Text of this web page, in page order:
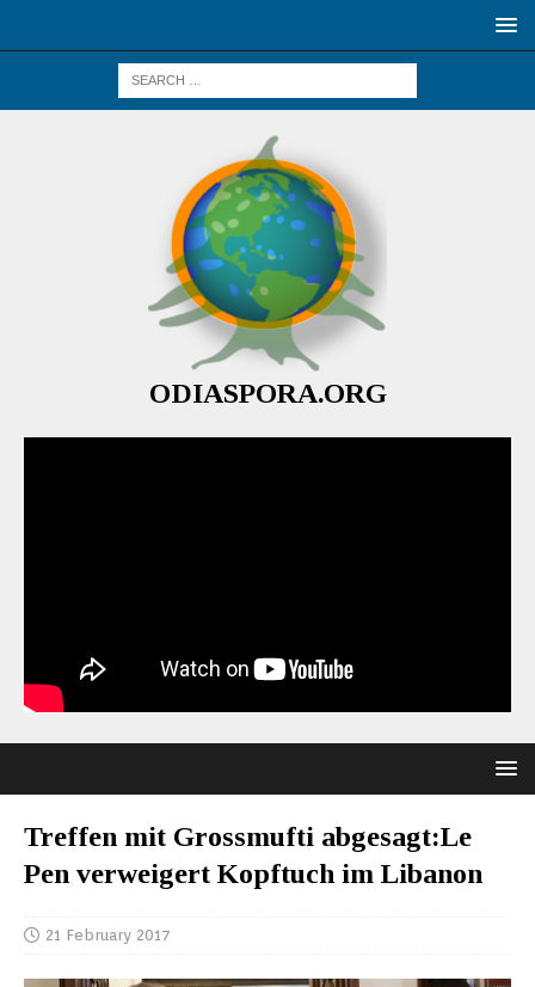
ODIASPORA.ORG
Treffen mit Grossmufti abgesagt:Le
Pen verweigert Kopftuch im Libanon
21 February 2017